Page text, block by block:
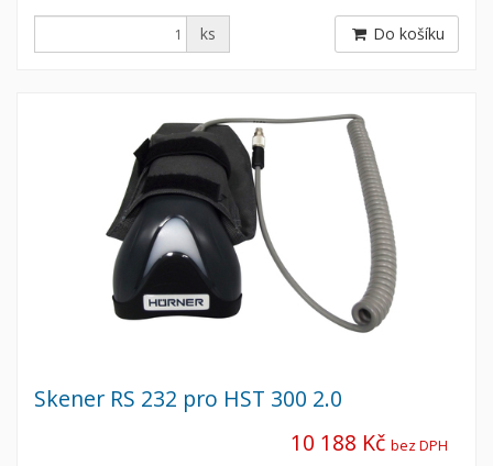
ks Do košíku
Skener RS 232 pro HST 300 2.0
10 188 Kč bez DPH